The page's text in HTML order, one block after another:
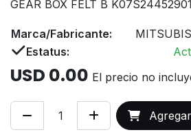
GEAR BOX FELT B
Marca/Fabricante:
Estatus:
USD 0.00 El precio no